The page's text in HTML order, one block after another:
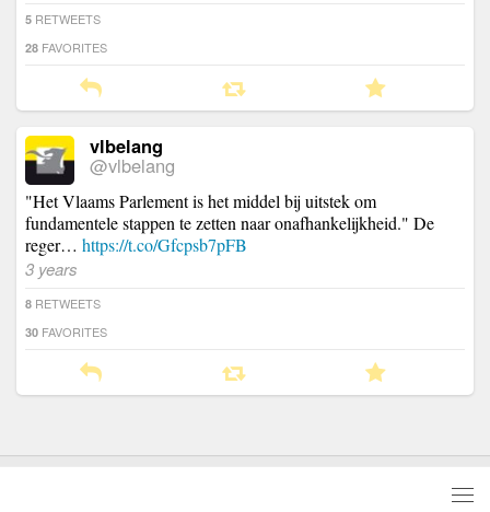
5 RETWEETS
28 FAVORITES
vlbelang
@vlbelang
"Het Vlaams Parlement is het middel bij uitstek om
fundamentele stappen te zetten naar onafhankelijkheid." De
reger… https://t.co/Gfcpsb7pFB
3 years
8 RETWEETS
30 FAVORITES